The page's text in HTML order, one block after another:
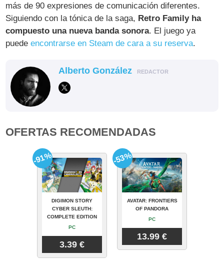
más de 90 expresiones de comunicación diferentes.
Siguiendo con la tónica de la saga, Retro Family ha
compuesto una nueva banda sonora. El juego ya
puedeencontrarse en Steam de cara a su reserva.
Alberto González REDACTOR
OFERTAS RECOMENDADAS
DIGIMON STORY
CYBER SLEUTH:
COMPLETE EDITION
PC
3.39 €
-91%
AVATAR: FRONTIERS
OF PANDORA
PC
13.99 €
-53%